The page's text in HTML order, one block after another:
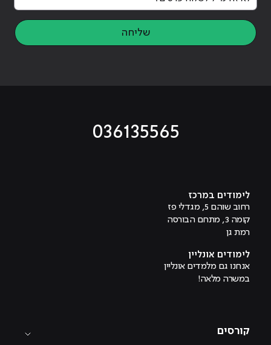
שליחה
036135565
לימודים במרכז
רחוב שוהם 5, מגדלי פז
קומה 3, מתחם הבורסה
רמת גן
לימודים אונליין
אנחנו גם מלמדים אונליין
במשרה מלאה!
קורסים